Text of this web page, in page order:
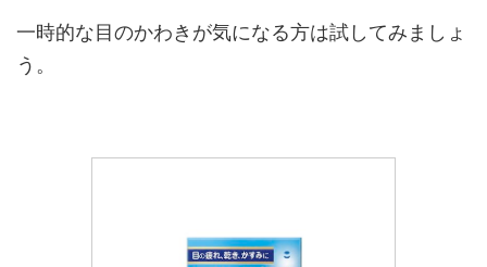
一時的な目のかわきが気になる方は試してみましょ
う。